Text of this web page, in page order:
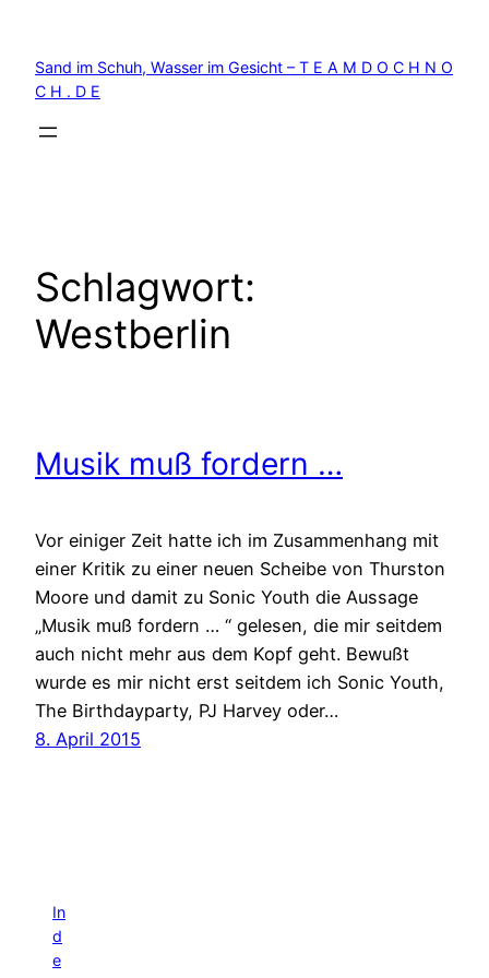
springen
Sand im Schuh, Wasser im Gesicht – T E A M D O C H N O
C H . D E
Schlagwort:
Westberlin
Musik muß fordern …
Vor einiger Zeit hatte ich im Zusammenhang mit
einer Kritik zu einer neuen Scheibe von Thurston
Moore und damit zu Sonic Youth die Aussage
„Musik muß fordern … “ gelesen, die mir seitdem
auch nicht mehr aus dem Kopf geht. Bewußt
wurde es mir nicht erst seitdem ich Sonic Youth,
The Birthdayparty, PJ Harvey oder…
8. April 2015
In
d
e